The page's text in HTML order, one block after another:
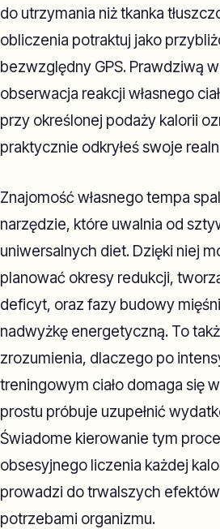
do utrzymania niż tkanka
obliczenia potraktuj jako
bezwzględny GPS. Prawdziwą
obserwacja reakcji własnego
przy określonej podaży kalorii
praktycznie odkryłeś swoje
Znajomość własnego tempa
narzędzie, które uwalnia od
uniwersalnych diet. Dzięki niej
planować okresy redukcji,
deficyt, oraz fazy budowy
nadwyżkę energetyczną. To
zrozumienia, dlaczego po
treningowym ciało domaga się
prostu próbuje uzupełnić
Świadome kierowanie tym
obsesyjnego liczenia każdej
prowadzi do trwalszych
potrzebami organizmu.